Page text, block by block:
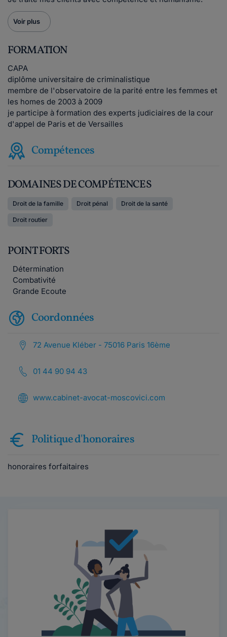
Voir plus
FORMATION
CAPA
diplôme universitaire de criminalistique
membre de l'observatoire de la parité entre les femmes et
les homes de 2003 à 2009
je participe à formation des experts judiciaires de la cour
d'appel de Paris et de Versailles
Compétences
DOMAINES DE COMPÉTENCES
Droit de la famille Droit pénal Droit de la santé
Droit routier
POINT FORTS
Détermination
Combativité
Grande Ecoute
Coordonnées
72 Avenue Kléber - 75016 Paris 16ème
01 44 90 94 43
www.cabinet-avocat-moscovici.com
Politique d'honoraires
honoraires forfaitaires